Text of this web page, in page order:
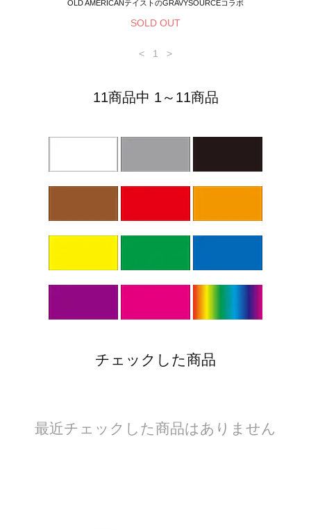
OLD AMERICANテイストのGRAVYSOURCEコラボ
SOLD OUT
< 1 >
11商品中 1～11商品
チェックした商品
最近チェックした商品はありません